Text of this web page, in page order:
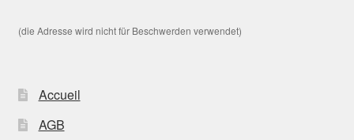
(die Adresse wird nicht für Beschwerden verwendet)
Accueil
AGB